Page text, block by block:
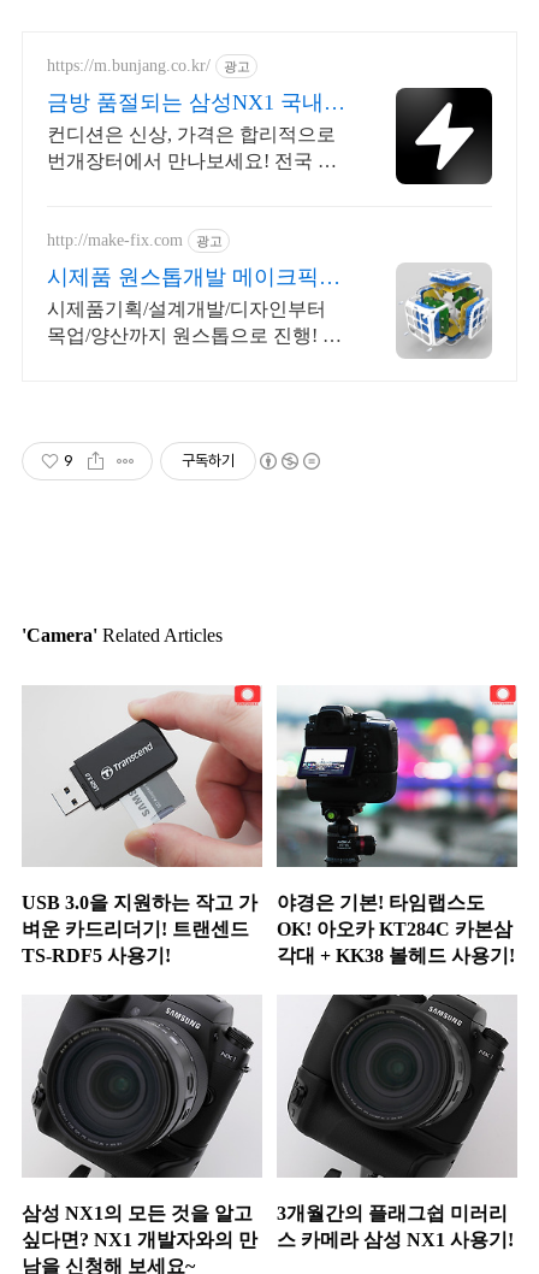
https://m.bunjang.co.kr/ 광고
금방 품절되는 삼성NX1 국내
최대 브랜드 중고거래
컨디션은 신상, 가격은 합리적으로
번개장터에서 만나보세요! 전국 각
드
http://make-fix.com 광고
시제품 원스톱개발 메이크픽스
고퀄리티 시제품개발
시제품기획/설계개발/디자인부터
목업/양산까지 원스톱으로 진행! 의
9 구독하기
'Camera' Related Articles
USB 3.0을 지원하는 작고 가
벼운 카드리더기! 트랜센드
TS-RDF5 사용기!
야경은 기본! 타임랩스도
OK! 아오카 KT284C 카본삼
각대 + KK38 볼헤드 사용기!
삼성 NX1의 모든 것을 알고
싶다면? NX1 개발자와의 만
남을 신청해 보세요~
3개월간의 플래그쉽 미러리
스 카메라 삼성 NX1 사용기!